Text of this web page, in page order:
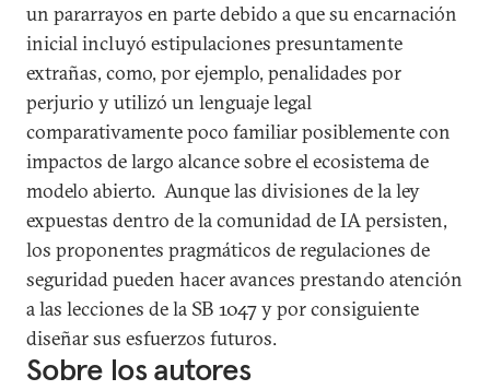
un pararrayos en parte debido a que su encarnación
inicial incluyó estipulaciones presuntamente
extrañas, como, por ejemplo, penalidades por
perjurio y utilizó un lenguaje legal
comparativamente poco familiar posiblemente con
impactos de largo alcance sobre el ecosistema de
modelo abierto. Aunque las divisiones de la ley
expuestas dentro de la comunidad de IA persisten,
los proponentes pragmáticos de regulaciones de
seguridad pueden hacer avances prestando atención
a las lecciones de la SB 1047 y por consiguiente
diseñar sus esfuerzos futuros.
Sobre los autores